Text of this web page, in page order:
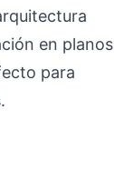
en planos
para